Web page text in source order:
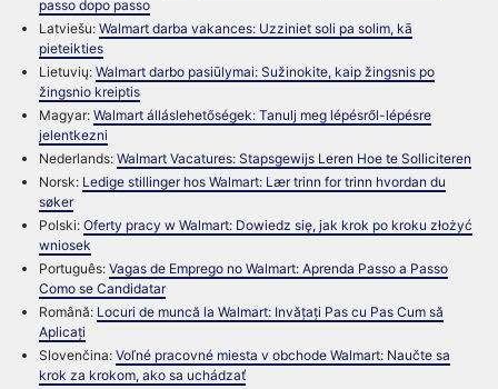
passo dopo passo
Latviešu: Walmart darba vakances: Uzziniet soli pa solim, kā
pieteikties
Lietuvių: Walmart darbo pasiūlymai: Sužinokite, kaip žingsnis po
žingsnio kreiptis
Magyar: Walmart álláslehetőségek: Tanulj meg lépésről-lépésre
jelentkezni
Nederlands: Walmart Vacatures: Stapsgewijs Leren Hoe te Solliciteren
Norsk: Ledige stillinger hos Walmart: Lær trinn for trinn hvordan du
søker
Polski: Oferty pracy w Walmart: Dowiedz się, jak krok po kroku złożyć
wniosek
Português: Vagas de Emprego no Walmart: Aprenda Passo a Passo
Como se Candidatar
Română: Locuri de muncă la Walmart: Invățați Pas cu Pas Cum să
Aplicați
Slovenčina: Voľné pracovné miesta v obchode Walmart: Naučte sa
krok za krokom, ako sa uchádzať